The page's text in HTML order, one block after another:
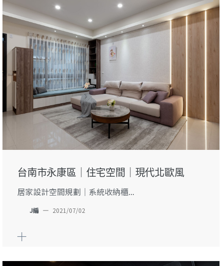
台南市永康區｜住宅空間｜現代北歐風
居家設計空間規劃｜系統收納櫃...
J編 — 2021/07/02